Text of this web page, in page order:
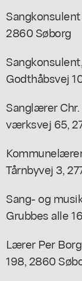
2860 Søborg
Godthåbsvej
Sanglærer
værksvej 65,
Tårnbyvej 3,
Sang- og
Grubbes alle
Lærer Per
198, 2860